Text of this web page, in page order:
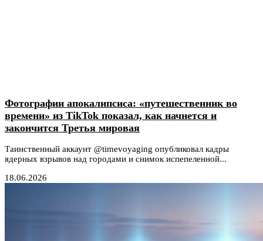
Фотографии апокалипсиса: «путешественник во
времени» из TikTok показал, как начнется и
закончится Третья мировая
Таинственный аккаунт @timevoyaging опубликовал кадры
ядерных взрывов над городами и снимок испепеленной...
18.06.2026